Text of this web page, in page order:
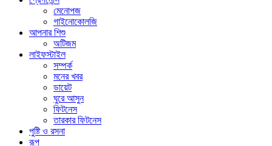
মেনোপজ
গাইনোকোলজি
আপনার শিশু
অটিজম
লাইফস্টাইল
সম্পর্ক
মনের খবর
ডায়েট
ঘুরে আসুন
ফিটনেস
তারকার ফিটনেস
পুষ্টি ও রসনা
রূপ